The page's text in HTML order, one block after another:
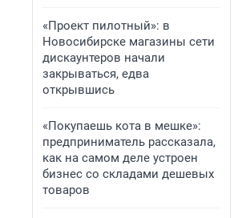
«Проект пилотный»: в
Новосибирске магазины сети
дискаунтеров начали
закрываться, едва
открывшись
«Покупаешь кота в мешке»:
предприниматель рассказала,
как на самом деле устроен
бизнес со складами дешевых
товаров